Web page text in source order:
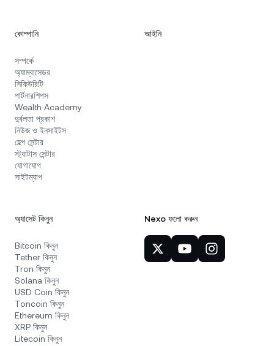
কোম্পানি
সম্পর্কে
অ্যাম্বাসেডর
সিকিউরিটি
পার্টনারশিপস
Wealth Academy
দুর্বলতা প্রকাশ
নিউজ ও ইনসাইটস
হেল্প সেন্টার
স্ট্যাটাস সেন্টার
যোগাযোগ
সাইটম্যাপ
আইনি
অ্যাসেট কিনুন
Bitcoin কিনুন
Tether কিনুন
Tron কিনুন
Solana কিনুন
USD Coin কিনুন
Toncoin কিনুন
Ethereum কিনুন
XRP কিনুন
Litecoin কিনুন
Nexo ফলো করুন